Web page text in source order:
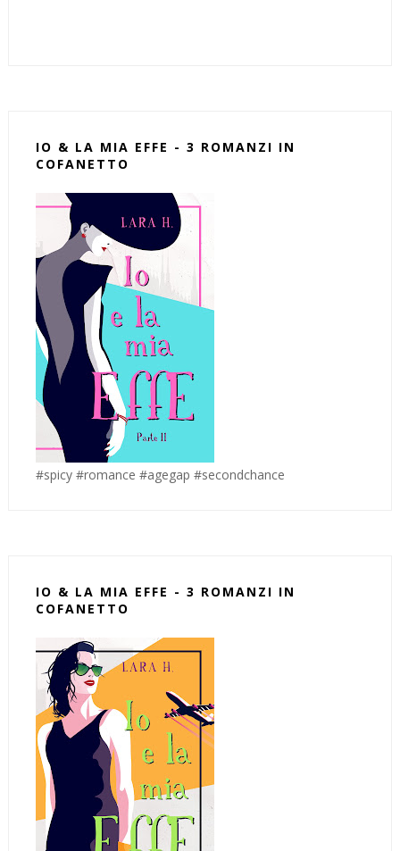
IO & LA MIA EFFE - 3 ROMANZI IN
COFANETTO
#spicy #romance #agegap #secondchance
IO & LA MIA EFFE - 3 ROMANZI IN
COFANETTO